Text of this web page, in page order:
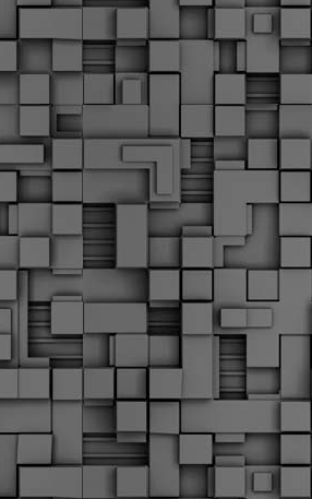
εργασιών χωρίς νόμιμη
σήμανση και στην απόθεση
υλικών – εργαλείων εκτός του
προβλεπόμενου εργοταξίου.